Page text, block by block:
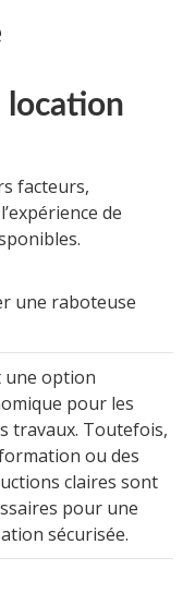
location
facteurs,
de
une raboteuse
une option
pour les
travaux. Toutefois,
ou des
claires sont
pour une
sécurisée.